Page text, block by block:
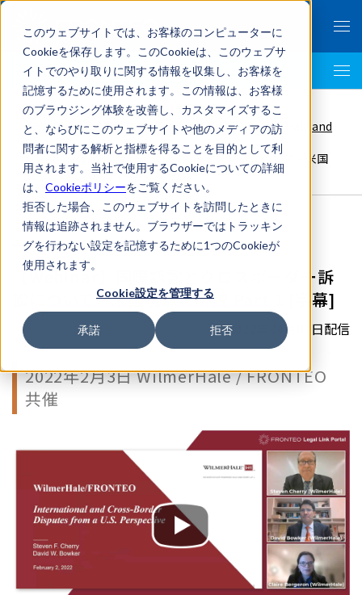
このウェブサイトでは、お客様のコンピューターに
Cookieを保存します。このCookieは、このウェブサ
イトでのやり取りに関する情報を収集し、お客様を
記憶するために使用されます。この情報は、お客様
のブラウジング体験を改善し、カスタマイズするこ
と、ならびにこのウェブサイトや他のメディアの訪
問者に関する解析と指標を得ることを目的として利
用されます。当社で使用するCookieについての詳細
は、 Cookieポリシーをご覧ください。
拒否した場合、このウェブサイトを訪問したときに
情報は追跡されません。ブラウザーではトラッキン
グを行わない設定を記憶するために1つのCookieが
使用されます。
Cookie設定を管理する
承諾 拒否
LegalTech AI Top
FRONTEO Legal Link Portal >
eディスカバリ,国際法務,Wilmer Cutler Pickering Hale and
Dorr LLP>
【Webinar】国際訴訟とクロスボーダー訴訟について - 米国
視点の解説 Part 1 [字幕]
【Webinar】国際訴訟とクロスボーダー訴
訟について - 米国視点の解説 Part 1 [字幕]
2022年04月01日配信
2022年2月3日 WilmerHale / FRONTEO
共催